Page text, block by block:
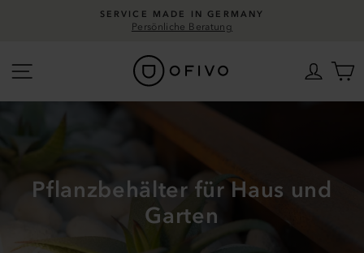
Pause
SERVICE MADE IN GERMANY
Persönliche Beratung
Pflanzbehälter für Haus und
Garten